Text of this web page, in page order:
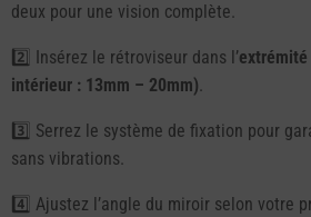
deux pour une vision complète.
2️⃣ Insérez le rétroviseur dans l’
intérieur : 13mm – 20mm).
3️⃣ Serrez le système de fixation pour
sans vibrations.
4️⃣ Ajustez l’angle du miroir selon votre